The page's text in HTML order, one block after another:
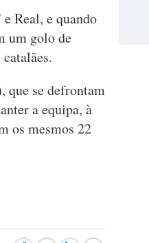
Real, e quando
um golo de
que se defrontam
a equipa, à
os mesmos 22